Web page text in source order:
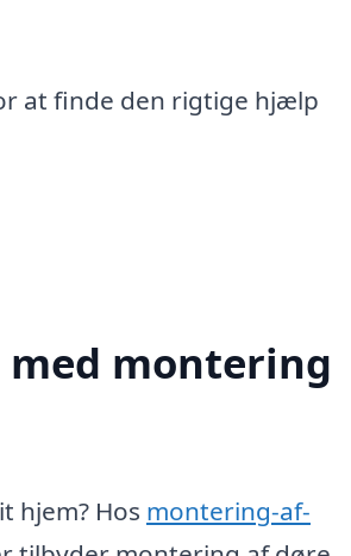
at finde den rigtige hjælp
montering
hjem? Hos montering-af-